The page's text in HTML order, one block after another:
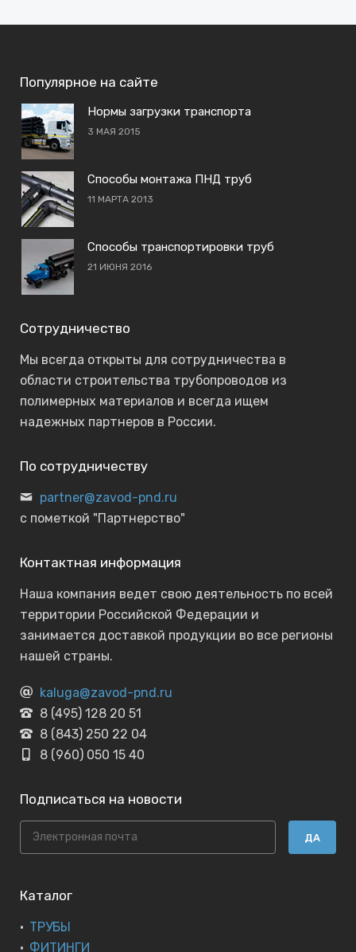
Популярное на сайте
Нормы загрузки транспорта
3 МАЯ 2015
Способы монтажа ПНД труб
11 МАРТА 2013
Способы транспортировки труб
21 ИЮНЯ 2016
Сотрудничество
Мы всегда открыты для сотрудничества в
области строительства трубопроводов из
полимерных материалов и всегда ищем
надежных партнеров в России.
По сотрудничеству
partner@zavod-pnd.ru
с пометкой "Партнерство"
Контактная информация
Наша компания ведет свою деятельность по всей
территории Российской Федерации и
занимается доставкой продукции во все регионы
нашей страны.
kaluga@zavod-pnd.ru
8 (495) 128 20 51
8 (843) 250 22 04
8 (960) 050 15 40
Подписаться на новости
ДА
Каталог
ТРУБЫ
ФИТИНГИ